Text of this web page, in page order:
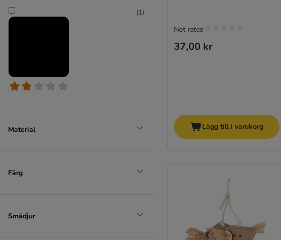
(1)
Material
Färg
Smådjur
37,00 kr
Not rated
Lägg till i varukorg